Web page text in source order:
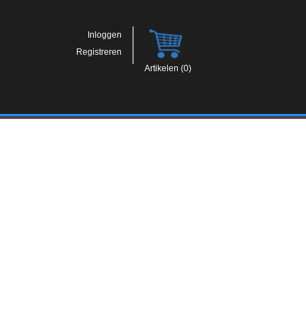
Inloggen
Registreren
Artikelen (0)